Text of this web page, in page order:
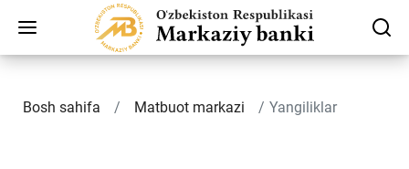
Bosh sahifa Matbuot markazi Yangiliklar